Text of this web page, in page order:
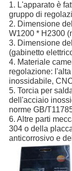
1. L'apparato è
gruppo di
2. Dimensione
W1200 * H2300
3. Dimensione
(gabinetto
4. Materiale
regolazione:
inossidabile,
5. Torcia per
dell'acciaio
norme GB/
6. Altre parti
304 o della
anticorrosivo e